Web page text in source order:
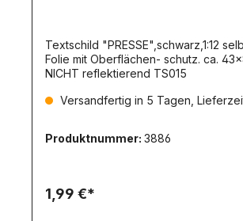
Textschild "PRESSE",schwarz,1:12
Folie mit Oberflächen- schutz. ca.
NICHT reflektierend TS015
Versandfertig in 5 Tagen,
Produktnummer: 3886
1,99 €*